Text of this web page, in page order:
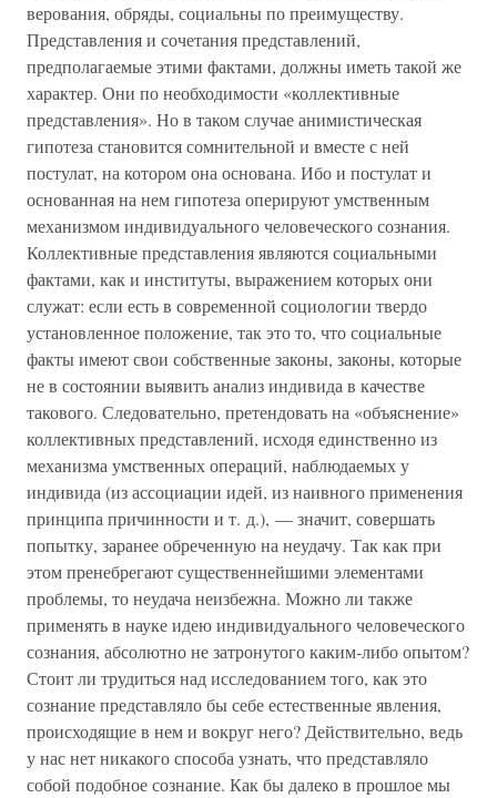
верования, обряды, социальны по преимуществу.
Представления и сочетания представлений,
предполагаемые этими фактами, должны иметь такой же
характер. Они по необходимости «коллективные
представления». Но в таком случае анимистическая
гипотеза становится сомнительной и вместе с ней
постулат, на котором она основана. Ибо и постулат и
основанная на нем гипотеза оперируют умственным
механизмом индивидуального человеческого сознания.
Коллективные представления являются социальными
фактами, как и институты, выражением которых они
служат: если есть в современной социологии твердо
установленное положение, так это то, что социальные
факты имеют свои собственные законы, законы, которые
не в состоянии выявить анализ индивида в качестве
такового. Следовательно, претендовать на «объяснение»
коллективных представлений, исходя единственно из
механизма умственных операций, наблюдаемых у
индивида (из ассоциации идей, из наивного применения
принципа причинности и т. д.), — значит, совершать
попытку, заранее обреченную на неудачу. Так как при
этом пренебрегают существеннейшими элементами
проблемы, то неудача неизбежна. Можно ли также
применять в науке идею индивидуального человеческого
сознания, абсолютно не затронутого каким-либо опытом?
Стоит ли трудиться над исследованием того, как это
сознание представляло бы себе естественные явления,
происходящие в нем и вокруг него? Действительно, ведь
у нас нет никакого способа узнать, что представляло
собой подобное сознание. Как бы далеко в прошлое мы